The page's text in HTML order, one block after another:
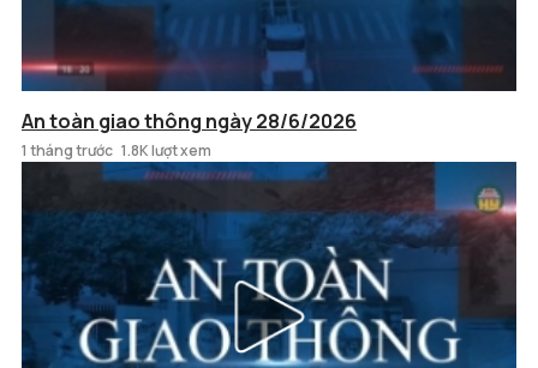
An toàn giao thông ngày 28/6/2026
1 tháng trước 1.8K lượt xem